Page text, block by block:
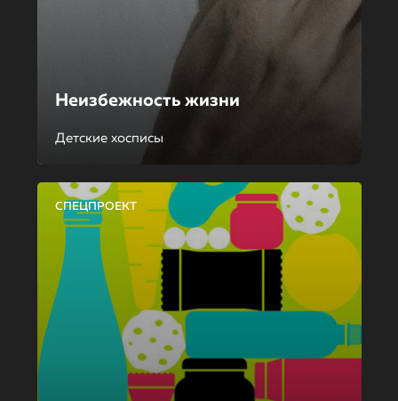
Неизбежность жизни
Детские хосписы
СПЕЦПРОЕКТ